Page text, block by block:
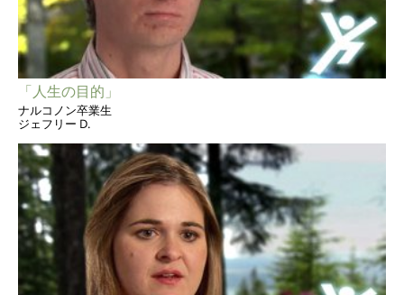
「人生の目的」
ナルコノン卒業生
ジェフリー D.